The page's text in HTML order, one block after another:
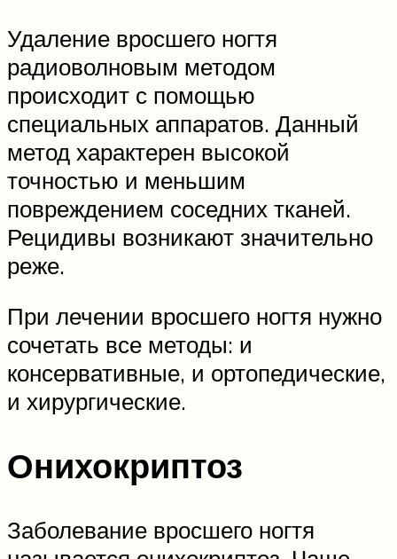
Удаление вросшего ногтя
радиоволновым методом
происходит с помощью
специальных аппаратов. Данный
метод характерен высокой
точностью и меньшим
повреждением соседних тканей.
Рецидивы возникают значительно
реже.
При лечении вросшего ногтя нужно
сочетать все методы: и
консервативные, и ортопедические,
и хирургические.
Онихокриптоз
Заболевание вросшего ногтя